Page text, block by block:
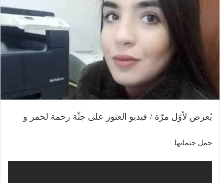
يُعرض لأوّل مرّة / فيديو العثور على جثّة رحمة لحمر و
حمل جثمانها